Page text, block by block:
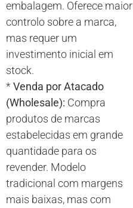
embalagem. Oferece maior
controlo sobre a marca,
mas requer um
investimento inicial em
stock.
*Venda por Atacado
(Wholesale): Compra
produtos de marcas
estabelecidas em grande
quantidade para os
revender. Modelo
tradicional com margens
mais baixas, mas com